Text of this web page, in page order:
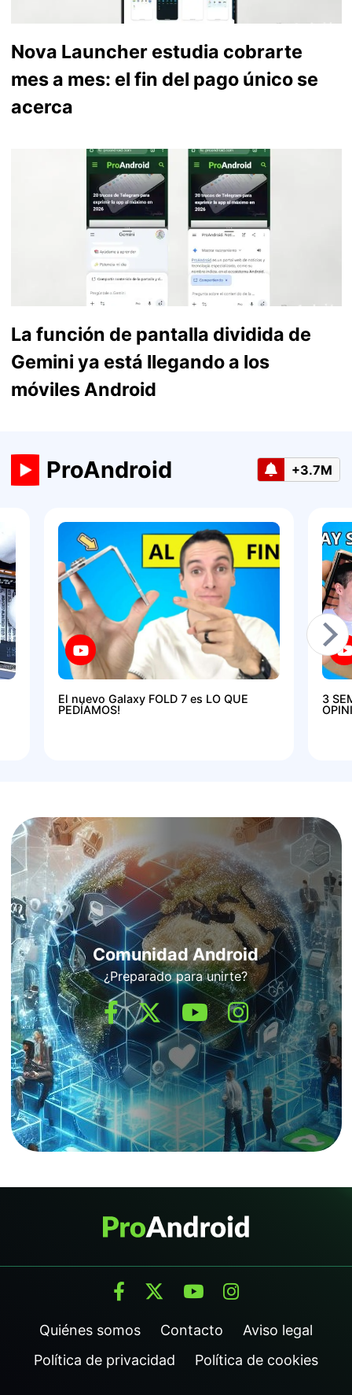
Nova Launcher estudia cobrarte
mes a mes: el fin del pago único se
acerca
La función de pantalla dividida de
Gemini ya está llegando a los
móviles Android
ProAndroid +3.7M
El nuevo Galaxy FOLD 7 es LO QUE
PEDÍAMOS!
3
Comunidad Android
¿Preparado para unirte?
Quiénes somos Contacto
Aviso legal
Política de privacidad
Política de cookies